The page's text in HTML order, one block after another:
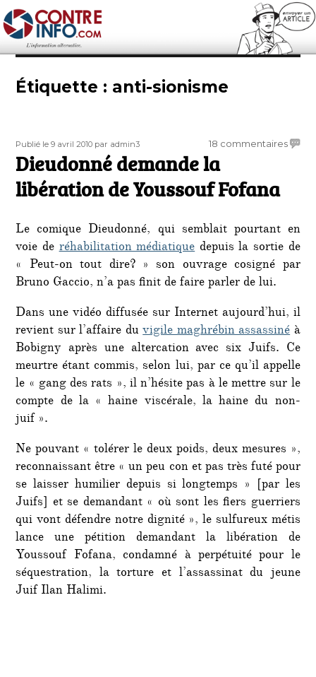
Contre-Info
Étiquette : anti-sionisme
Publié
le
Publié le 9 avril 2010 Auteur
par admin3 18 commentairessur
Dieudonné demande la
libération de Youssouf Fofana
Le comique Dieudonné, qui semblait pourtant en
voie deréhabilitation médiatiquedepuis la sortie de
« Peut-on tout dire? » son ouvrage cosigné par
Bruno Gaccio, n’a pas finit de faire parler de lui.
Dans une vidéo diffusée sur Internet aujourd’hui, il
revient sur l’affaire duvigile maghrébin assassinéà
Bobigny après une altercation avec six Juifs. Ce
meurtre étant commis, selon lui, par ce qu’il appelle
le « gang des rats », il n’hésite pas à le mettre sur le
compte de la « haine viscérale, la haine du non-
juif ».
Ne pouvant « tolérer le deux poids, deux mesures »,
reconnaissant être « un peu con et pas très futé pour
se laisser humilier depuis si longtemps » [par les
Juifs] et se demandant « où sont les fiers guerriers
qui vont défendre notre dignité », le sulfureux métis
lance une pétition demandant la libération de
Youssouf Fofana, condamné à perpétuité pour le
séquestration, la torture et l’assassinat du jeune
Juif Ilan Halimi.